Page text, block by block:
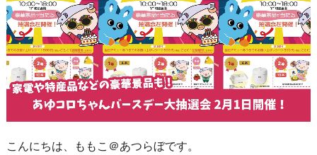
こんにちは、ももこ＠あつらぼです。